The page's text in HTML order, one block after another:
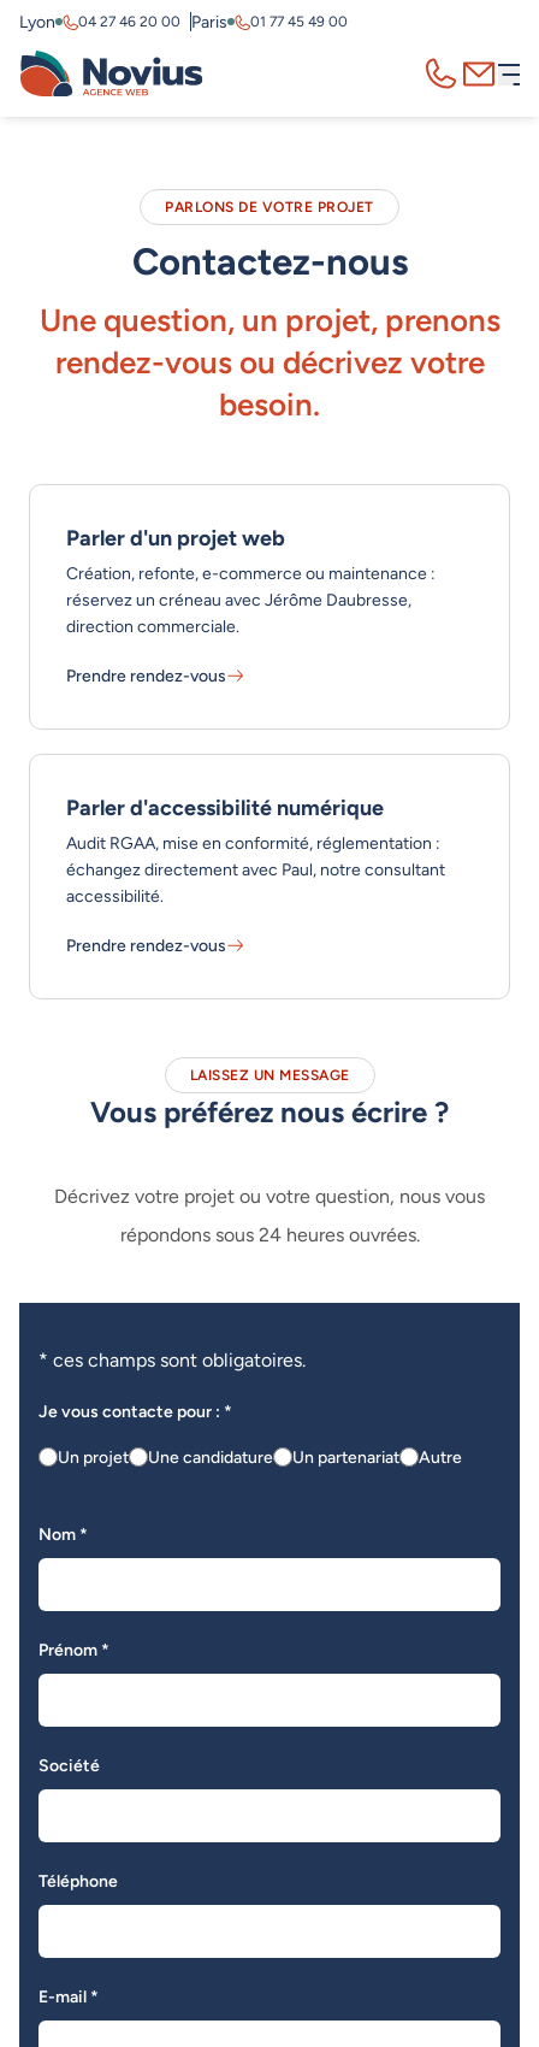
Lyon 04 27 46 20 00 Paris 01 77 45 49 00
PARLONS DE VOTRE PROJET
Contactez-nous
Une question, un projet, prenons
rendez-vous ou décrivez votre
besoin.
Parler d'un projet web
Création, refonte, e-commerce ou maintenance :
réservez un créneau avec Jérôme Daubresse,
direction commerciale.
Prendre rendez-vous
Parler d'accessibilité numérique
Audit RGAA, mise en conformité, réglementation :
échangez directement avec Paul, notre consultant
accessibilité.
Prendre rendez-vous
LAISSEZ UN MESSAGE
Vous préférez nous écrire ?
Décrivez votre projet ou votre question, nous vous
répondons sous 24 heures ouvrées.
* ces champs sont obligatoires.
Je vous contacte pour : *
Un projet Une candidature Un partenariat Autre
Nom *
Prénom *
Société
Téléphone
E-mail *